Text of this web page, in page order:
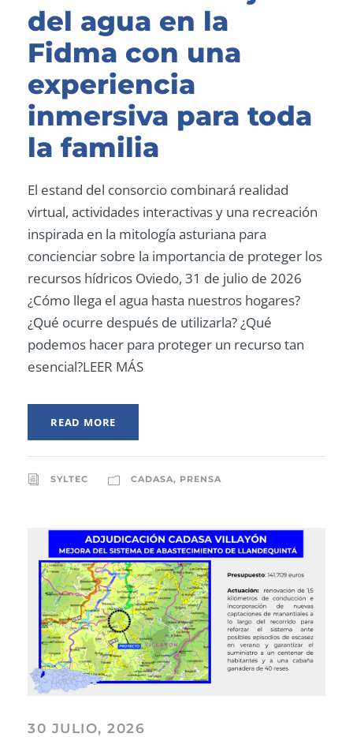
del agua en la
Fidma con una
experiencia
inmersiva para toda
la familia
El estand del consorcio combinará realidad
virtual, actividades interactivas y una recreación
inspirada en la mitología asturiana para
concienciar sobre la importancia de proteger los
recursos hídricos Oviedo, 31 de julio de 2026
¿Cómo llega el agua hasta nuestros hogares?
¿Qué ocurre después de utilizarla? ¿Qué
podemos hacer para proteger un recurso tan
esencial?LEER MÁS
READ MORE
SYLTEC CADASA, PRENSA
30 JULIO, 2026